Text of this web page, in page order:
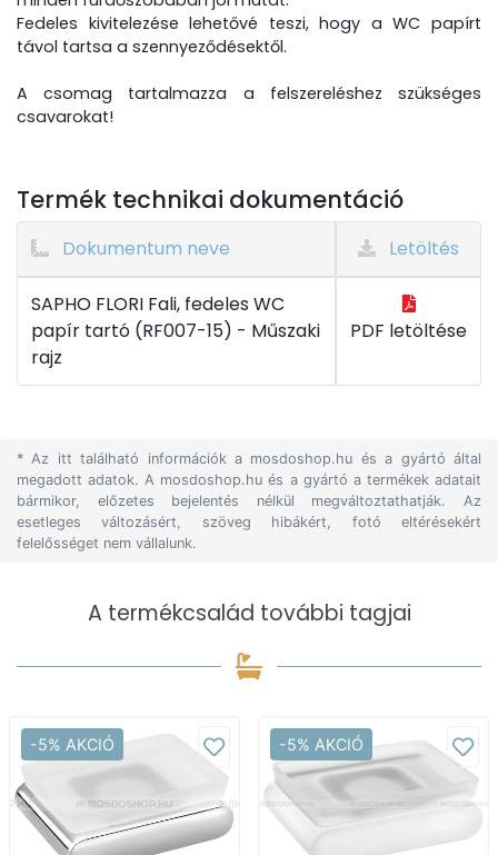
Fedeles kivitelezése lehetővé teszi, hogy a WC papírt
távol tartsa a szennyeződésektől.
A csomag tartalmazza a felszereléshez szükséges
csavarokat!
Termék technikai dokumentáció
Dokumentum neve Letöltés
SAPHO FLORI Fali, fedeles WC
papír tartó (RF007-15) - Műszaki
rajz
PDF letöltése
* Az itt található információk a mosdoshop.hu és a gyártó által
megadott adatok. A mosdoshop.hu és a gyártó a termékek adatait
bármikor, előzetes bejelentés nélkül megváltoztathatják. Az
esetleges változásért, szöveg hibákért, fotó eltérésekért
felelősséget nem vállalunk.
A termékcsalád további tagjai
-5% AKCIÓ -5% AKCIÓ